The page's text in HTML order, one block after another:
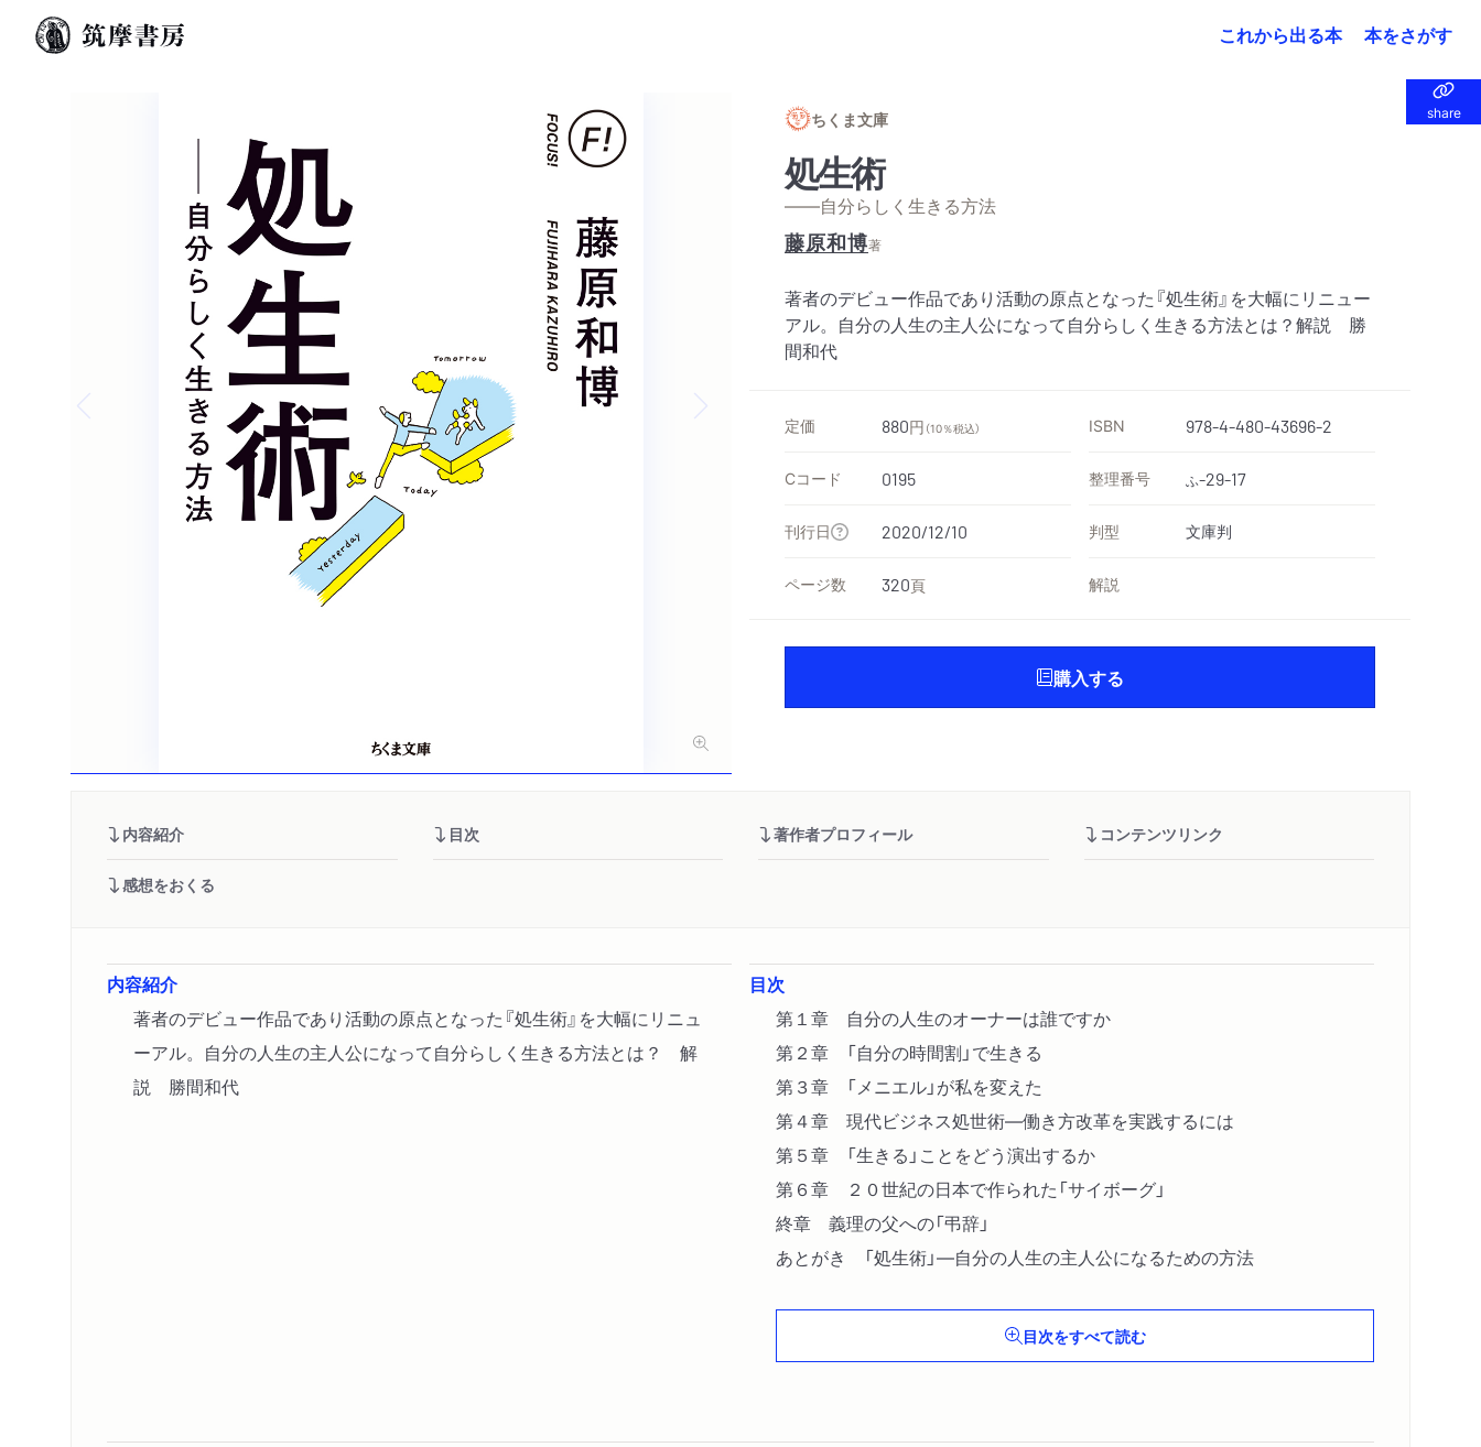
これから出る本 本をさがす
share
share
Previous slide
ちくま文庫
処生術
——自分らしく生きる方法
藤原和博著
著者のデビュー作品であり活動の原点となった『処生術』を大幅にリニュー
アル。自分の人生の主人公になって自分らしく生きる方法とは？解説 勝
間和代
定価 880円 （10％税込） ISBN 978-4-480-43696-2
Cコード 0195 整理番号 ふ-29-17
刊行日 2020/12/10 判型 文庫判
ページ数 320頁 解説
購入する
内容紹介 目次 著作者プロフィール コンテンツリンク
感想をおくる
内容紹介
著者のデビュー作品であり活動の原点となった『処生術』を大幅にリニュ
ーアル。自分の人生の主人公になって自分らしく生きる方法とは？ 解
説 勝間和代
目次
第１章 自分の人生のオーナーは誰ですか
第２章 「自分の時間割」で生きる
第３章 「メニエル」が私を変えた
第４章 現代ビジネス処世術―働き方改革を実践するには
第５章 「生きる」ことをどう演出するか
第６章 ２０世紀の日本で作られた「サイボーグ」
終章 義理の父への「弔辞」
あとがき 「処生術」―自分の人生の主人公になるための方法
目次をすべて読む